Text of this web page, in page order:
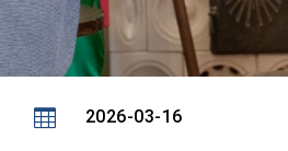
 2026-03-16